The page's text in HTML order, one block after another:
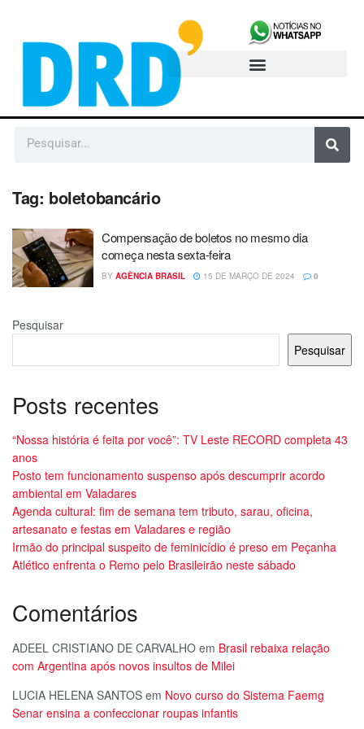
Tag: boletobancário
Compensação de boletos no mesmo dia
começa nesta sexta-feira
BY AGÊNCIA BRASIL 15 DE MARÇO DE 2024 0
Pesquisar
Pesquisar
Posts recentes
“Nossa história é feita por você”: TV Leste RECORD completa 43
anos
Posto tem funcionamento suspenso após descumprir acordo
ambiental em Valadares
Agenda cultural: fim de semana tem tributo, sarau, oficina,
artesanato e festas em Valadares e região
Irmão do principal suspeito de feminicídio é preso em Peçanha
Atlético enfrenta o Remo pelo Brasileirão neste sábado
Comentários
ADEEL CRISTIANO DE CARVALHO em Brasil rebaixa relação
com Argentina após novos insultos de Milei
LUCIA HELENA SANTOS em Novo curso do Sistema Faemg
Senar ensina a confeccionar roupas infantis